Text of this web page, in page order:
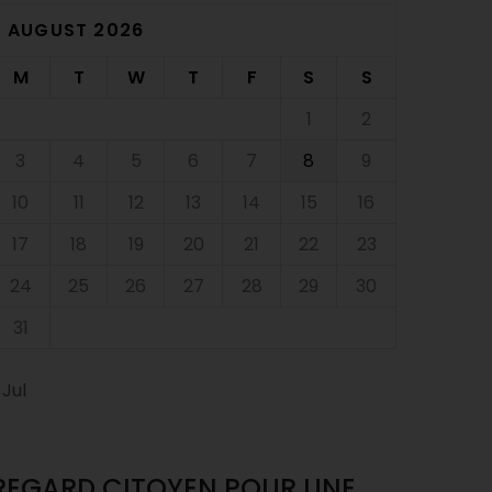
AUGUST 2026
M
T W T F S
S
1
2
3
4 5 6 7 8
9
10
11 12 13 14 15
16
17
18 19 20 21 22
23
24
25 26 27 28 29
30
31